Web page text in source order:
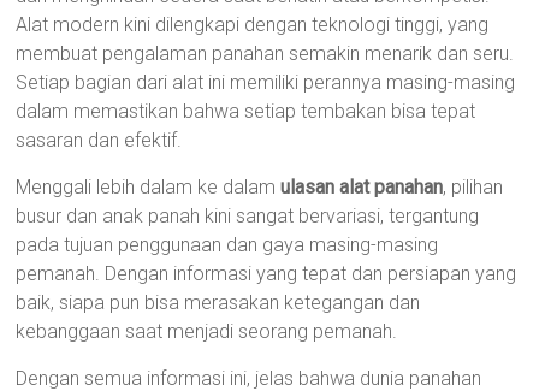
Alat modern kini dilengkapi dengan teknologi tinggi, yang
membuat pengalaman panahan semakin menarik dan seru.
Setiap bagian dari alat ini memiliki perannya masing-masing
dalam memastikan bahwa setiap tembakan bisa tepat
sasaran dan efektif.
Menggali lebih dalam ke dalamulasan alat panahan, pilihan
busur dan anak panah kini sangat bervariasi, tergantung
pada tujuan penggunaan dan gaya masing-masing
pemanah. Dengan informasi yang tepat dan persiapan yang
baik, siapa pun bisa merasakan ketegangan dan
kebanggaan saat menjadi seorang pemanah.
Dengan semua informasi ini, jelas bahwa dunia panahan